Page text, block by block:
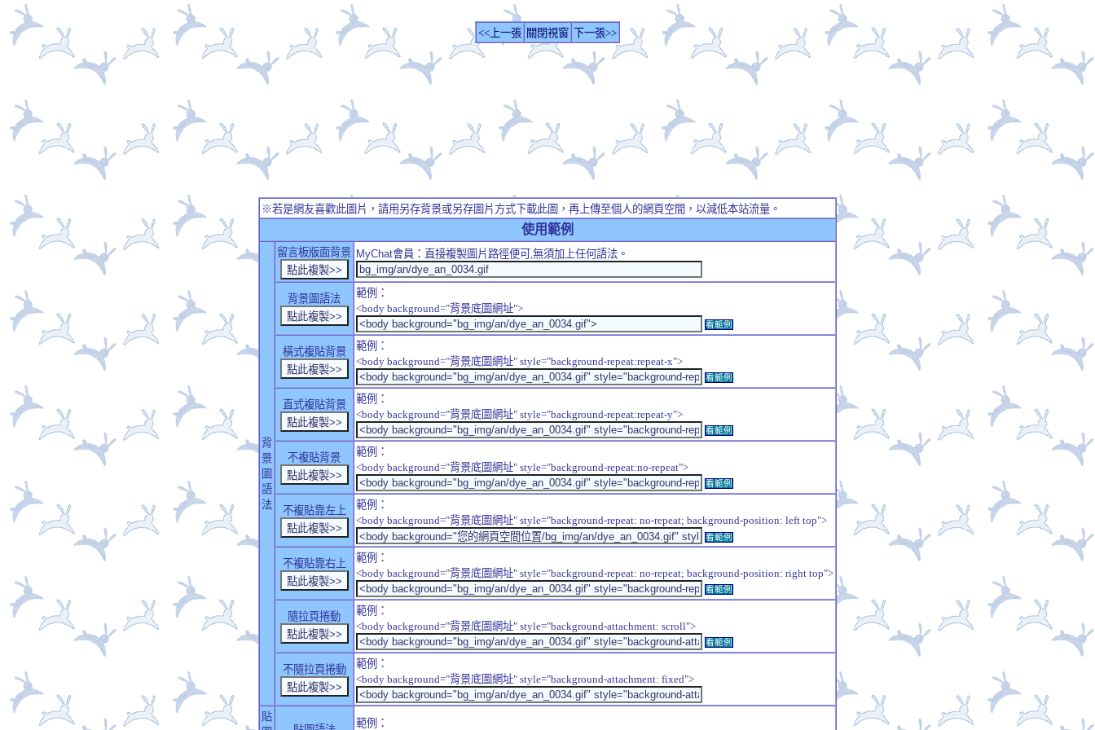
<<上一張 關閉視窗 下一張>>
※若是網友喜歡此圖片，請用另存背景或另存圖片方式下載此圖，再上傳至個人的網頁空間，以減低本站流量。
使用範例
背
景
圖
語
法
留言板版面背景 MyChat會員：直接複製圖片路徑便可,無須加上任何語法。
背景圖語法
範例：
<body background="背景底圖網址">
看範例
橫式複貼背景
範例：
<body background="背景底圖網址" style="background-repeat:repeat-x">
看範例
直式複貼背景
範例：
<body background="背景底圖網址" style="background-repeat:repeat-y">
看範例
不複貼背景
範例：
<body background="背景底圖網址" style="background-repeat:no-repeat">
看範例
不複貼靠左上
範例：
<body background="背景底圖網址" style="background-repeat: no-repeat; background-position: left top">
看範例
不複貼靠右上
範例：
<body background="背景底圖網址" style="background-repeat: no-repeat; background-position: right top">
看範例
隨拉頁捲動
範例：
<body background="背景底圖網址" style="background-attachment: scroll">
看範例
不隨拉頁捲動
範例：
<body background="背景底圖網址" style="background-attachment: fixed">
貼
範例：